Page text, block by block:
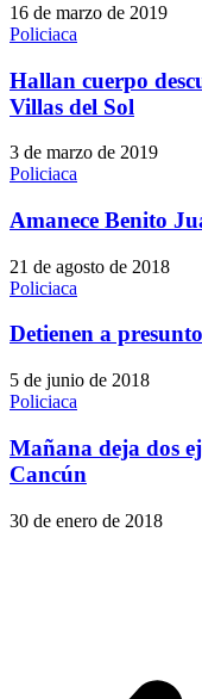
16 de marzo de 2019
Policiaca
Hallan cuerpo
Villas del Sol
3 de marzo de 2019
Policiaca
Amanece Benito
21 de agosto de 2018
Policiaca
Detienen a
5 de junio de 2018
Policiaca
Mañana deja dos
Cancún
30 de enero de 2018